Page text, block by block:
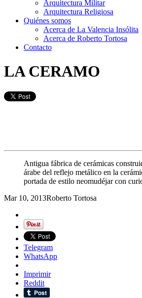
Arquitectura Militar
Arquitectura Religiosa
Quiénes somos
Acerca de La Valencia Insólita
Acerca de Roberto Tortosa
Contacto
LA CERAMO
Antigua fábrica de cerámicas
árabe del reflejo metálico en la
portada de estilo neomudéjar con
Mar 10, 2013Roberto Tortosa
Telegram
WhatsApp
Imprimir
Reddit